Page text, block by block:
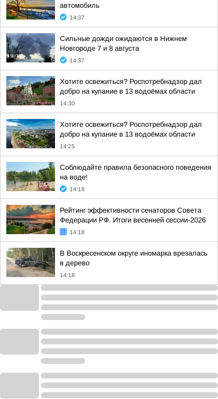
автомобиль
14:37
Сильные дожди ожидаются в Нижнем
Новгороде 7 и 8 августа
14:37
Хотите освежиться? Роспотребнадзор дал
добро на купание в 13 водоёмах области
14:30
Хотите освежиться? Роспотребнадзор дал
добро на купание в 13 водоёмах области
14:25
Соблюдайте правила безопасного поведения
на воде!
14:18
Рейтинг эффективности сенаторов Совета
Федерации РФ. Итоги весенней сессии-2026
14:18
В Воскресенском округе иномарка врезалась
в дерево
14:18